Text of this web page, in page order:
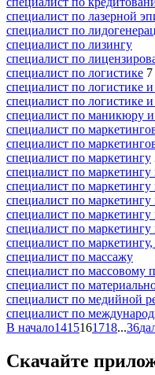
специалист по лазерной
специалист по
специалист по лизингу
специалист по
специалист по логистике 7
специалист по логистике
специалист по
специалист по маникюру
специалист по
специалист по
специалист по маркетингу
специалист по маркетингу
специалист по
специалист по
специалист по маркетингу
специалист по
специалист по
специалист по массажу
специалист по массовому
специалист по
специалист по медийной
специалист по
В начало1415161718...36
Скачайте